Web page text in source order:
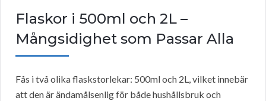
Flaskor i 500ml och 2L –
Mångsidighet som Passar Alla
Fås i två olika flaskstorlekar: 500ml och 2L, vilket innebär
att den är ändamålsenlig för både hushållsbruk och